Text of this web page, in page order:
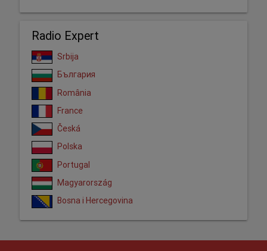
Radio Expert
Srbija
България
România
France
Česká
Polska
Portugal
Magyarország
Bosna i Hercegovina